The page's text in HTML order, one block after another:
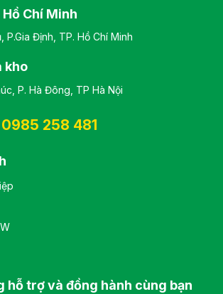
Hồ Chí Minh
P.Gia Định, TP. Hồ Chí Minh
kho
P. Hà Đông, TP Hà Nội
0985 258 481
hỗ trợ và đồng hành cùng bạn